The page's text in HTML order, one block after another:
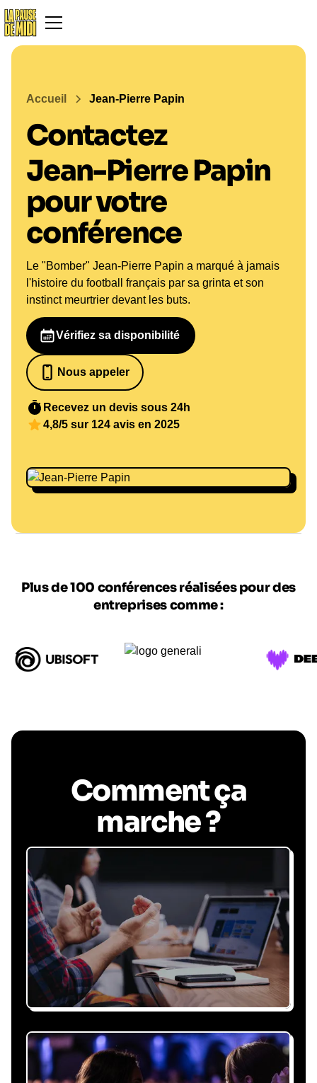
Accueil Jean-Pierre Papin
Contactez
Jean-Pierre Papin
pour votre
conférence
Le "Bomber" Jean-Pierre Papin a marqué à jamais
l'histoire du football français par sa grinta et son
instinct meurtrier devant les buts.
Vérifiez sa disponibilité
Nous appeler
07 82 68 65 18
Recevez un devis sous 24h
4,8/5 sur 124 avis en 2025
Plus de 100 conférences réalisées pour des
entreprises comme :
Comment ça
marche ?
Recevez une proposition
sous 24h